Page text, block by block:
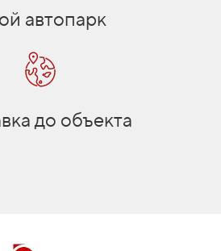
автопарк
до объекта